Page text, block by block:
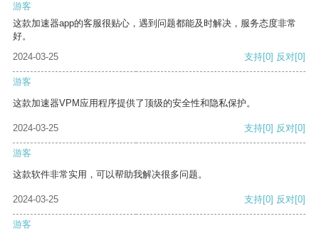
游客
这款加速器app的客服很贴心，遇到问题都能及时解决，服务态度非常
好。
2024-03-25
支持[0] 反对[0]
游客
这款加速器VPM应用程序提供了顶级的安全性和隐私保护。
2024-03-25 支持[0] 反对[0]
游客
这款软件非常实用，可以帮助我解决很多问题。
2024-03-25 支持[0] 反对[0]
游客